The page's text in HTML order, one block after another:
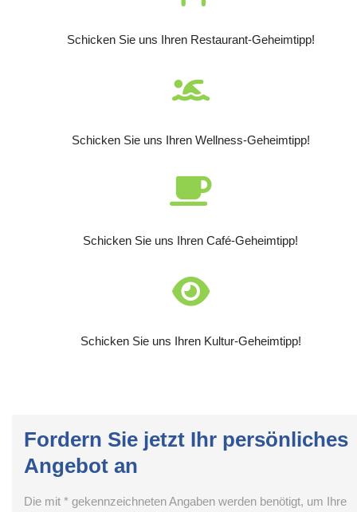
Schicken Sie uns Ihren Restaurant-Geheimtipp!
Schicken Sie uns Ihren Wellness-Geheimtipp!
Schicken Sie uns Ihren Café-Geheimtipp!
Schicken Sie uns Ihren Kultur-Geheimtipp!
Fordern Sie jetzt Ihr persönliches
Angebot an
Die mit * gekennzeichneten Angaben werden benötigt, um Ihre